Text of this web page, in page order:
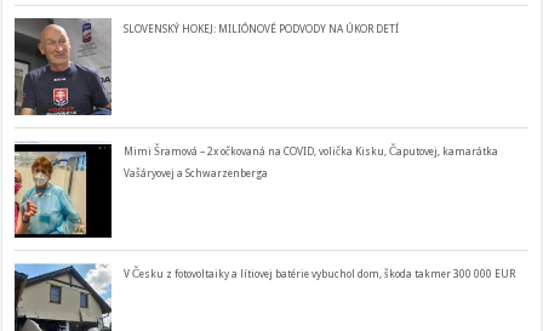
SLOVENSKÝ HOKEJ: MILIÓNOVÉ PODVODY NA ÚKOR DETÍ
Mimi Šramová – 2x očkovaná na COVID, volička Kisku, Čaputovej, kamarátka
Vašáryovej a Schwarzenberga
V Česku z fotovoltaiky a lítiovej batérie vybuchol dom, škoda takmer 300 000 EUR